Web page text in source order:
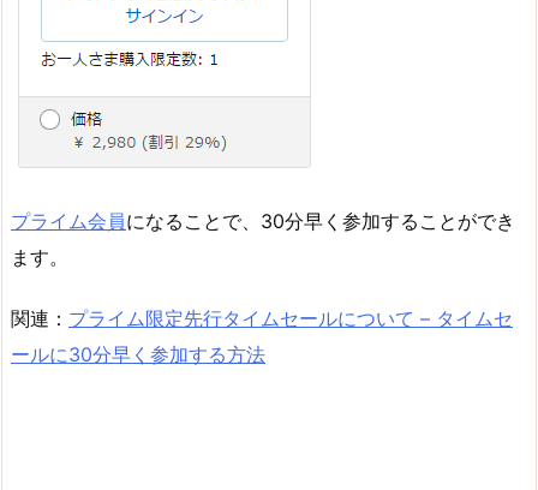
プライム会員になることで、30分早く参加することができ
ます。
関連： プライム限定先行タイムセールについて – タイムセ
ールに30分早く参加する方法